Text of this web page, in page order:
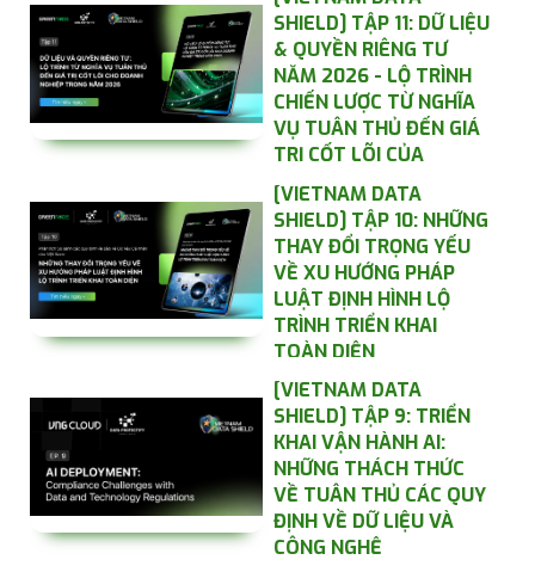
SHIELD] TẬP 11: DỮ LIỆU
& QUYỀN RIÊNG TƯ
NĂM 2026 - LỘ TRÌNH
CHIẾN LƯỢC TỪ NGHĨA
VỤ TUÂN THỦ ĐẾN GIÁ
TRỊ CỐT LÕI CỦA
DOANH NGHIỆP
[VIETNAM DATA
SHIELD] TẬP 10: NHỮNG
THAY ĐỔI TRỌNG YẾU
VỀ XU HƯỚNG PHÁP
LUẬT ĐỊNH HÌNH LỘ
TRÌNH TRIỂN KHAI
TOÀN DIỆN
[VIETNAM DATA
SHIELD] TẬP 9: TRIỂN
KHAI VẬN HÀNH AI:
NHỮNG THÁCH THỨC
VỀ TUÂN THỦ CÁC QUY
ĐỊNH VỀ DỮ LIỆU VÀ
CÔNG NGHỆ